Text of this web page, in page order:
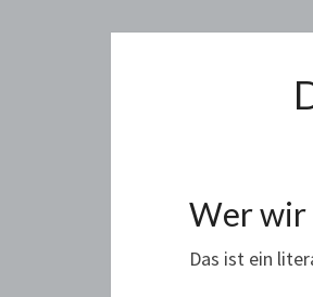
Wer wir
Das ist ein